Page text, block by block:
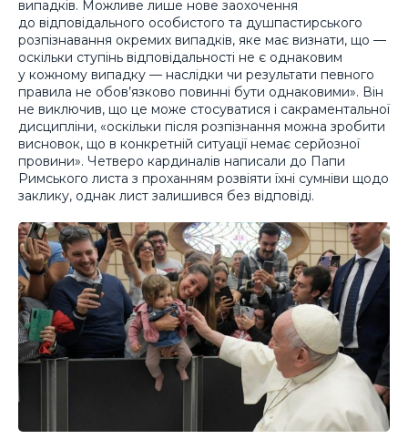
випадків. Можливе лише нове заохочення
до відповідального особистого та душпастирського
розпізнавання окремих випадків, яке має визнати, що —
оскільки ступінь відповідальності не є однаковим
у кожному випадку — наслідки чи результати певного
правила не обов’язково повинні бути однаковими». Він
не виключив, що це може стосуватися і сакраментальної
дисципліни, «оскільки після розпізнання можна зробити
висновок, що в конкретній ситуації немає серйозної
провини». Четверо кардиналів написали до Папи
Римського листа з проханням розвіяти їхні сумніви щодо
заклику, однак лист залишився без відповіді.